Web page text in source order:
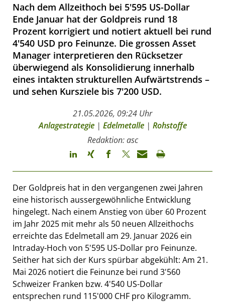
Nach dem Allzeithoch bei 5'595 US-Dollar
Ende Januar hat der Goldpreis rund 18
Prozent korrigiert und notiert aktuell bei rund
4'540 USD pro Feinunze. Die grossen Asset
Manager interpretieren den Rücksetzer
überwiegend als Konsolidierung innerhalb
eines intakten strukturellen Aufwärtstrends –
und sehen Kursziele bis 7'200 USD.
21.05.2026, 09:24 Uhr
Anlagestrategie| Edelmetalle| Rohstoffe
Redaktion: asc
Der Goldpreis hat in den vergangenen zwei Jahren
eine historisch aussergewöhnliche Entwicklung
hingelegt. Nach einem Anstieg von über 60 Prozent
im Jahr 2025 mit mehr als 50 neuen Allzeithochs
erreichte das Edelmetall am 29. Januar 2026 ein
Intraday-Hoch von 5'595 US-Dollar pro Feinunze.
Seither hat sich der Kurs spürbar abgekühlt: Am 21.
Mai 2026 notiert die Feinunze bei rund 3'560
Schweizer Franken bzw. 4'540 US-Dollar
entsprechen rund 115'000 CHF pro Kilogramm.